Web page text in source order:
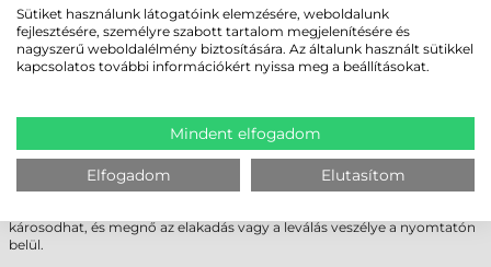
Miért fontos az A4-es ívek szélein lévő biztonsági
sáv?
a papír akadálymentes haladását.
Lehet-e többször átküldeni ugyanazt a lapot a
nyomtatón, ha nem használtam fel minden címkét?
károsodhat, és megnő az elakadás vagy a leválás veszélye a nyomtatón
belül.
Sütiket használunk látogatóink elemzésére, weboldalunk
fejlesztésére, személyre szabott tartalom megjelenítésére és
nagyszerű weboldalélmény biztosítására. Az általunk használt sütikkel
kapcsolatos további információkért nyissa meg a beállításokat.
Mindent elfogadom
Elfogadom Elutasítom